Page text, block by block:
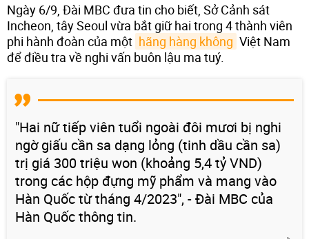
Ngày 6/9, Đài MBC đưa tin cho biết, Sở Cảnh sát
Incheon, tây Seoul vừa bắt giữ hai trong 4 thành viên
phi hành đoàn của một hãng hàng không Việt Nam
để điều tra về nghi vấn buôn lậu ma tuý.
"Hai nữ tiếp viên tuổi ngoài đôi mươi bị nghi
ngờ giấu cần sa dạng lỏng (tinh dầu cần sa)
trị giá 300 triệu won (khoảng 5,4 tỷ VND)
trong các hộp đựng mỹ phẩm và mang vào
Hàn Quốc từ tháng 4/2023", - Đài MBC của
Hàn Quốc thông tin.